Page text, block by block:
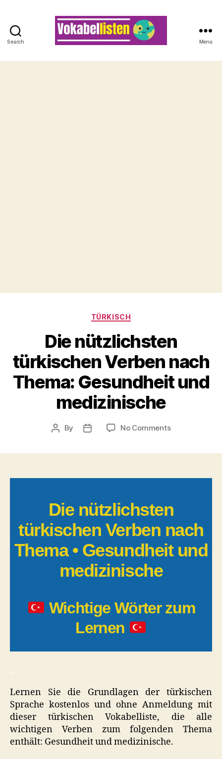
Search Menu
Categories
TÜRKISCH
Die nützlichsten
türkischen Verben nach
Thema: Gesundheit und
medizinische
Post
By
Post
No Commentson
und
medizinische
Die nützlichsten
türkischen Verben nach
Thema • Gesundheit und
medizinische
Wichtige Wörter zum
Lernen
Lernen Sie die Grundlagen der türkischen
Sprache kostenlos und ohne Anmeldung mit
dieser türkischen Vokabelliste, die alle
wichtigen Verben zum folgenden Thema
enthält: Gesundheit und medizinische.